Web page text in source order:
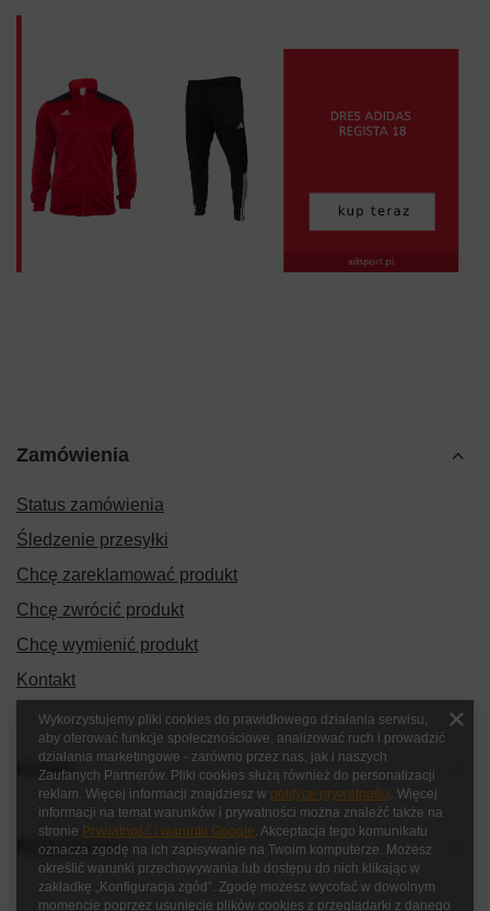
Zamówienia
Status zamówienia
Śledzenie przesyłki
Chcę zareklamować produkt
Chcę zwrócić produkt
Chcę wymienić produkt
Kontakt
Konto
Regulaminy
Wykorzystujemy pliki cookies do prawidłowego działania serwisu,
aby oferować funkcje społecznościowe, analizować ruch i prowadzić
działania marketingowe - zarówno przez nas, jak i naszych
Zaufanych Partnerów. Pliki cookies służą również do personalizacji
reklam. Więcej informacji znajdziesz w polityce prywatności. Więcej
informacji na temat warunków i prywatności można znaleźć także na
stronie Prywatność i warunki Google. Akceptacja tego komunikatu
oznacza zgodę na ich zapisywanie na Twoim komputerze. Możesz
określić warunki przechowywania lub dostępu do nich klikając w
zakładkę „Konfiguracja zgód”. Zgodę możesz wycofać w dowolnym
momencie poprzez usunięcie plików cookies z przeglądarki z danego